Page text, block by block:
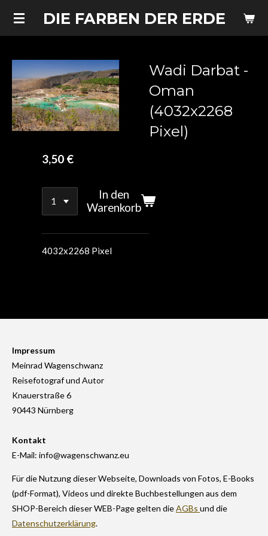
Zum
DIE FARBEN DER ERDE
Wadi Darbat -
Oman
(4032x2268
Pixel)
3,50 €
In den
Warenkorb
4032x2268 Pixel
Impressum
Meinrad Wagenschwanz
Reisefotograf und Autor
Knauerstraße 6
90443 Nürnberg
Kontakt
E-Mail: info@wagenschwanz.eu
Für die Nutzung dieser Webseite, Downloads von Fotos, E-Books
(pdf-Format), Videos und direkte Buchbestellungen aus dem
SHOP-Bereich dieser WEB-Page gelten dieAGBs und die
Datenschutzerklärung.